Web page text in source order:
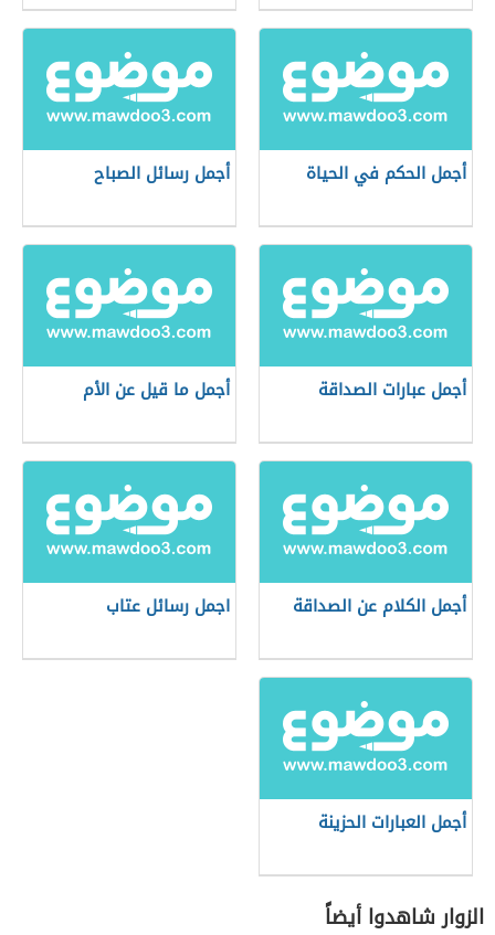
أجمل الحكم في الحياة أجمل رسائل الصباح
أجمل عبارات الصداقة أجمل ما قيل عن الأم
أجمل الكلام عن الصداقة اجمل رسائل عتاب
أجمل العبارات الحزينة
الزوار شاهدوا أيضاً